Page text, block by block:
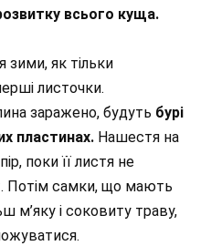
всього куща.
зими, як тільки
листочки.
заражено, будуть бурі
пластинах. Нашестя на
поки її листя не
Потім самки, що мають
м’яку і соковиту траву,